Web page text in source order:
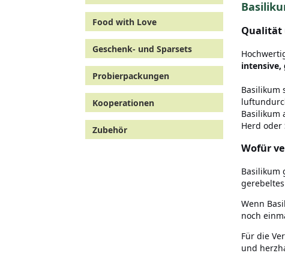
Food with Love
Geschenk- und Sparsets
Probierpackungen
Kooperationen
Zubehör
Qualität
intensive,
Basilikum
Basilikum
Herd oder
Wofür
Basilikum
Wenn
noch
Für die
und